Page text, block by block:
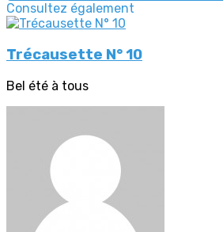
Consultez également
Trécausette N° 10
Bel été à tous